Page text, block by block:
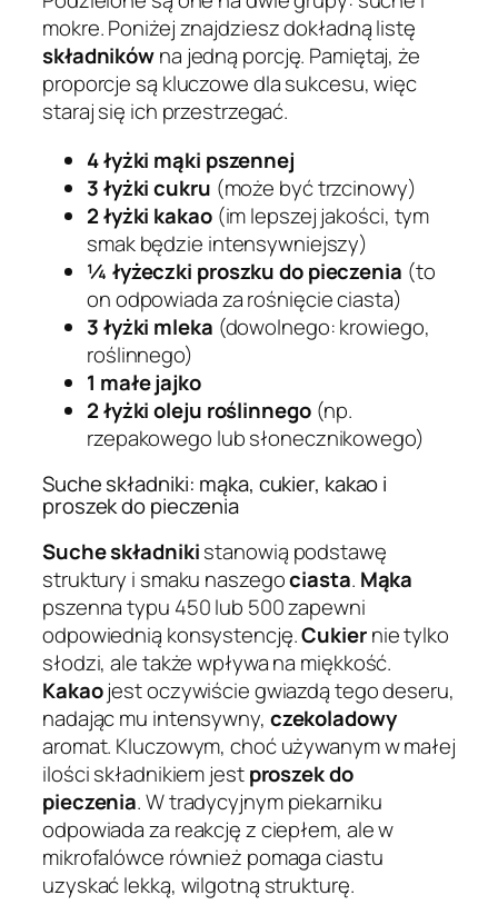
mokre. Poniżej znajdziesz dokładną listę
składnikówna jedną porcję. Pamiętaj, że
proporcje są kluczowe dla sukcesu, więc
staraj się ich przestrzegać.
4 łyżki mąki pszennej
3 łyżki cukru (może być trzcinowy)
2 łyżki kakao(im lepszej jakości, tym
smak będzie intensywniejszy)
¼ łyżeczki proszku do pieczenia (to
on odpowiada za rośnięcie ciasta)
3 łyżki mleka (dowolnego: krowiego,
roślinnego)
1 małe jajko
2 łyżki oleju roślinnego(np.
rzepakowego lub słonecznikowego)
Suche składniki: mąka, cukier, kakao i
proszek do pieczenia
Suche składnikistanowią podstawę
struktury i smaku naszegociasta. Mąka
pszenna typu 450 lub 500 zapewni
odpowiednią konsystencję.Cukiernie tylko
słodzi, ale także wpływa na miękkość.
Kakaojest oczywiście gwiazdą tego deseru,
nadając mu intensywny, czekoladowy
aromat. Kluczowym, choć używanym w małej
ilości składnikiem jestproszek do
pieczenia. W tradycyjnym piekarniku
odpowiada za reakcję z ciepłem, ale w
mikrofalówce również pomaga ciastu
uzyskać lekką, wilgotną strukturę.